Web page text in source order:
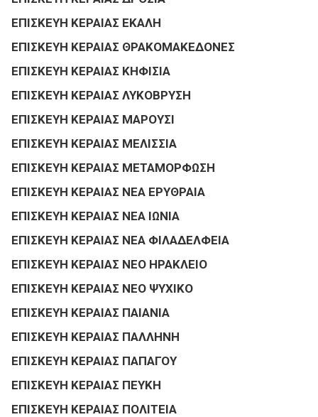
ΕΠΙΣΚΕΥΗ ΚΕΡΑΙΑΣ ΕΚΑΛΗ
ΕΠΙΣΚΕΥΗ ΚΕΡΑΙΑΣ ΘΡΑΚΟΜΑΚΕΔΟΝΕΣ
ΕΠΙΣΚΕΥΗ ΚΕΡΑΙΑΣ ΚΗΦΙΣΙΑ
ΕΠΙΣΚΕΥΗ ΚΕΡΑΙΑΣ ΛΥΚΟΒΡΥΣΗ
ΕΠΙΣΚΕΥΗ ΚΕΡΑΙΑΣ ΜΑΡΟΥΣΙ
ΕΠΙΣΚΕΥΗ ΚΕΡΑΙΑΣ ΜΕΛΙΣΣΙΑ
ΕΠΙΣΚΕΥΗ ΚΕΡΑΙΑΣ ΜΕΤΑΜΟΡΦΩΣΗ
ΕΠΙΣΚΕΥΗ ΚΕΡΑΙΑΣ ΝΕΑ ΕΡΥΘΡΑΙΑ
ΕΠΙΣΚΕΥΗ ΚΕΡΑΙΑΣ ΝΕΑ ΙΩΝΙΑ
ΕΠΙΣΚΕΥΗ ΚΕΡΑΙΑΣ ΝΕΑ ΦΙΛΑΔΕΛΦΕΙΑ
ΕΠΙΣΚΕΥΗ ΚΕΡΑΙΑΣ ΝΕΟ ΗΡΑΚΛΕΙΟ
ΕΠΙΣΚΕΥΗ ΚΕΡΑΙΑΣ ΝΕΟ ΨΥΧΙΚΟ
ΕΠΙΣΚΕΥΗ ΚΕΡΑΙΑΣ ΠΑΙΑΝΙΑ
ΕΠΙΣΚΕΥΗ ΚΕΡΑΙΑΣ ΠΑΛΛΗΝΗ
ΕΠΙΣΚΕΥΗ ΚΕΡΑΙΑΣ ΠΑΠΑΓΟΥ
ΕΠΙΣΚΕΥΗ ΚΕΡΑΙΑΣ ΠΕΥΚΗ
ΕΠΙΣΚΕΥΗ ΚΕΡΑΙΑΣ ΠΟΛΙΤΕΙΑ